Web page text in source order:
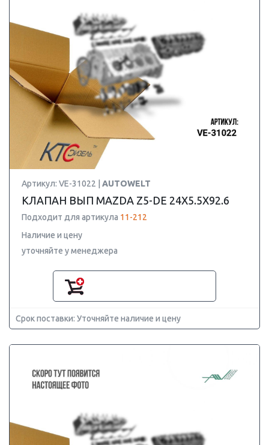
Артикул: VE-31022 | AUTOWELT
КЛАПАН ВЫП MAZDA Z5-DE 24X5.5X92.6
Подходит для артикула 11-212
Наличие и цену
уточняйте у менеджера
Срок поставки: Уточняйте наличие и цену